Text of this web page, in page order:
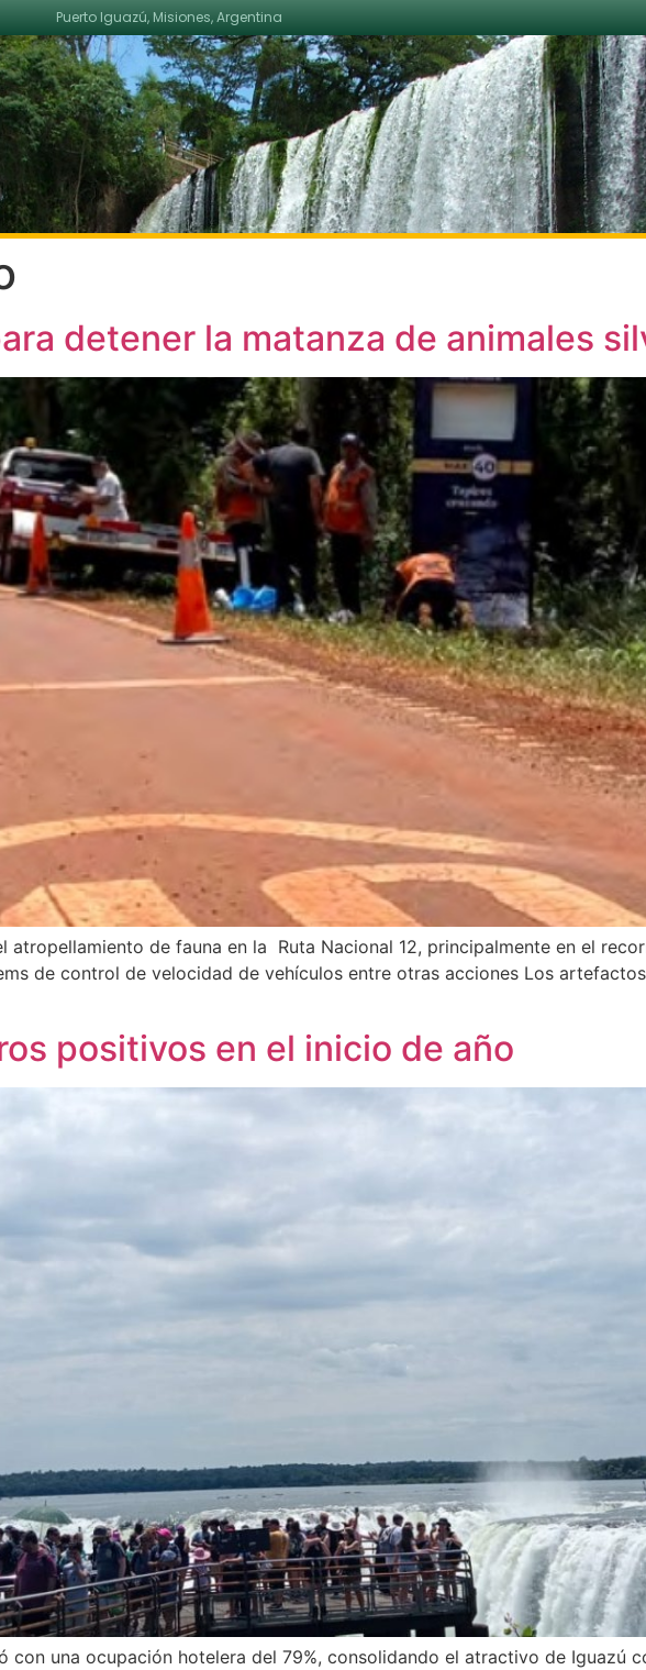
Puerto Iguazú, Misiones, Argentina
detener la matanza de animales
atropellamiento de fauna en la Ruta Nacional 12, principalmente en el
de control de velocidad de vehículos entre otras acciones Los
positivos en el inicio de año
con una ocupación hotelera del 79%, consolidando el atractivo de Iguazú